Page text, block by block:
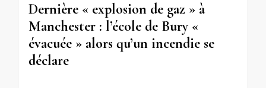
Dernière « explosion de gaz » à
Manchester : l’école de Bury «
évacuée » alors qu’un incendie se
déclare